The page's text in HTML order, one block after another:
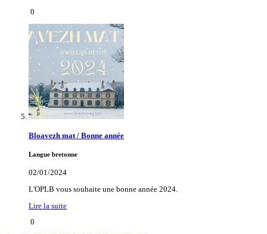
0
Bloavezh mat / Bonne année
Langue bretonne
02/01/2024
L'OPLB vous souhaite une bonne année 2024.
Lire la suite
0